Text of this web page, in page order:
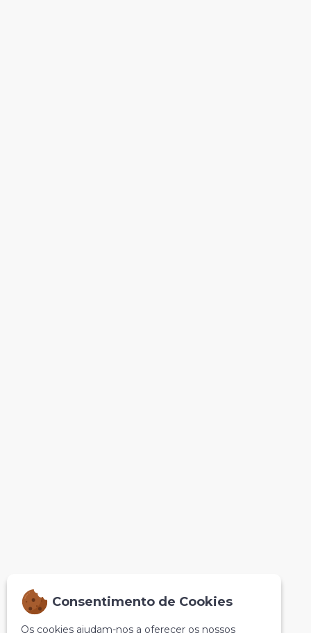
Consentimento de Cookies
Os cookies ajudam-nos a oferecer os nossos